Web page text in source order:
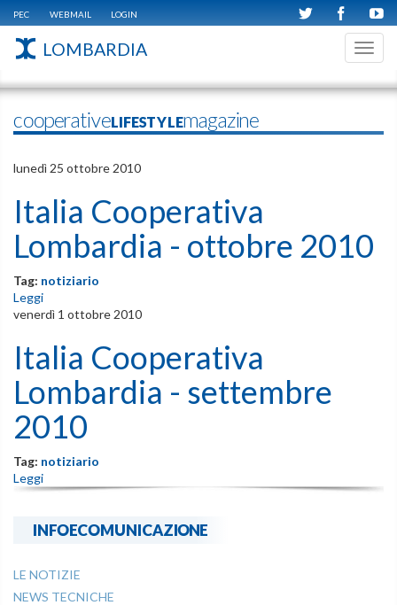
PEC WEBMAIL LOGIN
LOMBARDIA
cooperativeLIFESTYLEmagazine
lunedì 25 ottobre 2010
Italia Cooperativa
Lombardia - ottobre 2010
Tag: notiziario
Leggi
venerdì 1 ottobre 2010
Italia Cooperativa
Lombardia - settembre
2010
Tag: notiziario
Leggi
INFOECOMUNICAZIONE
LE NOTIZIE
NEWS TECNICHE